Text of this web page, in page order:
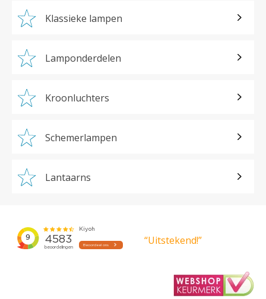
Klassieke lampen
Lamponderdelen
Kroonluchters
Schemerlampen
Lantaarns
“Uitstekend!”